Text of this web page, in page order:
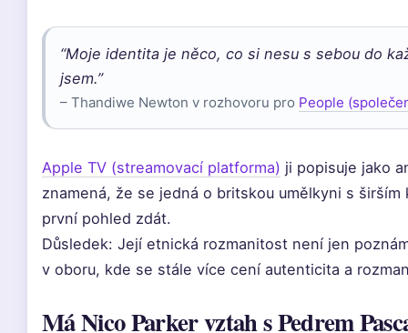
“Moje identita je něco, co si nesu s sebou do
jsem.”
– Thandiwe Newton v rozhovoru pro People
Apple TV (streamovací platforma) ji popisuje jako
znamená, že se jedná o britskou umělkyni s
první pohled zdát.
Důsledek: Její etnická rozmanitost není jen
v oboru, kde se stále více cení autenticita a
Má Nico Parker vztah s Pedrem